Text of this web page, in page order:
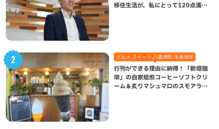
移住生活が、私にとって120点満点
グルメ,スイーツ,八重瀬町,本島南部
行列ができる理由に納得！「新垣珈
琲」の自家焙煎コーヒーソフトクリ
ーム＆炙りマシュマロのスモアラテ